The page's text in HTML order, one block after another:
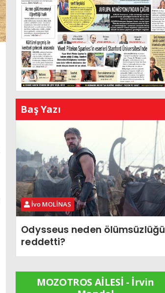
Baş Yazı
İvo MOLİNAS
Odysseus neden ölümsüzlüğü
reddetti?
MOZOTROS AİLESİ - İrvin